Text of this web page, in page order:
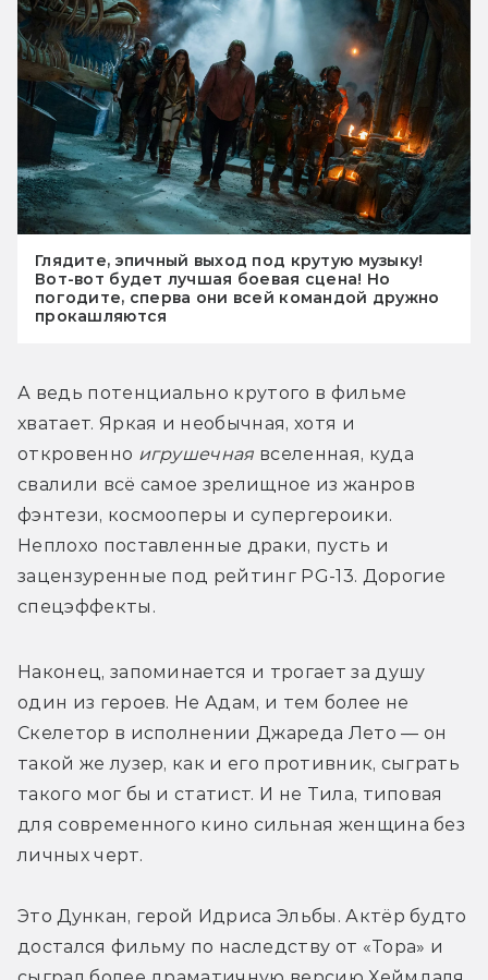
Глядите, эпичный выход под крутую музыку!
Вот-вот будет лучшая боевая сцена! Но
погодите, сперва они всей командой дружно
прокашляются
А ведь потенциально крутого в фильме
хватает. Яркая и необычная, хотя и
откровенно игрушечная вселенная, куда
свалили всё самое зрелищное из жанров
фэнтези, космооперы и супергероики.
Неплохо поставленные драки, пусть и
зацензуренные под рейтинг PG-13. Дорогие
спецэффекты.
Наконец, запоминается и трогает за душу
один из героев. Не Адам, и тем более не
Скелетор в исполнении Джареда Лето — он
такой же лузер, как и его противник, сыграть
такого мог бы и статист. И не Тила, типовая
для современного кино сильная женщина без
личных черт.
Это Дункан, герой Идриса Эльбы. Актёр будто
достался фильму по наследству от «Тора» и